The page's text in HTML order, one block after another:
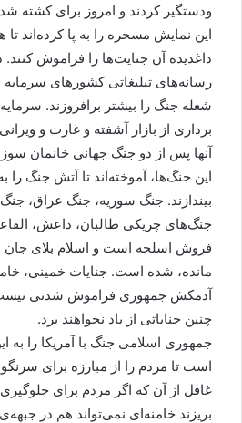
ودستگیر کردند و امروز برای کشته
این نمایش مسخره را به پا کرده‌اند تا
داغدیده آن جنایت‌ها را فراموش
رسانه‌های تبلیغاتی کشورهای
شعله جنگ را بیشتر برافروزند. سرمایه
برداری از بازار آشفته و غارت و
آنها پس از دو جنگ جهانی خانمان
این جنگ‌ها، آموخته‌اند تا آتش جنگ را
بیندازند. جنگ سوریه، جنگ عراق،
جنگ‌های چریکی طالبان، داعش،
فروش اسلحه است و اسلام بلای
مانده، شده است. جنایات خمینی،
آدمکش جمهوری فراموش شدنی نیست
چنین جنایاتی از یاد نخواهند برد.
جمهوری اسلامی جنگ با آمریکا را به
است تا مردم را از مبارزه برای
غافل از آن که اگر مردم برای
بریزند خامنه‌ای نمی‌تواند هم در